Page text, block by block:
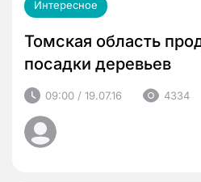
Интересное
Томская область
посадки деревьев
09:00 / 19.07.16 4334